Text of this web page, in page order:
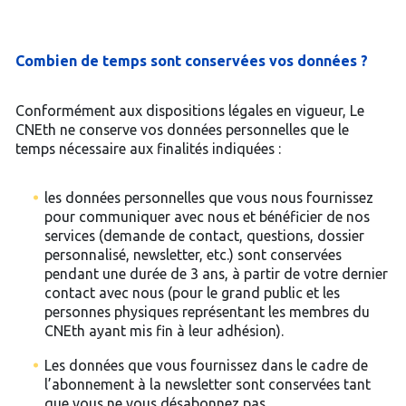
Combien de temps sont conservées vos données ?
Conformément aux dispositions légales en vigueur, Le
CNEth ne conserve vos données personnelles que le
temps nécessaire aux finalités indiquées :
les données personnelles que vous nous fournissez
pour communiquer avec nous et bénéficier de nos
services (demande de contact, questions, dossier
personnalisé, newsletter, etc.) sont conservées
pendant une durée de 3 ans, à partir de votre dernier
contact avec nous (pour le grand public et les
personnes physiques représentant les membres du
CNEth ayant mis fin à leur adhésion).
Les données que vous fournissez dans le cadre de
l’abonnement à la newsletter sont conservées tant